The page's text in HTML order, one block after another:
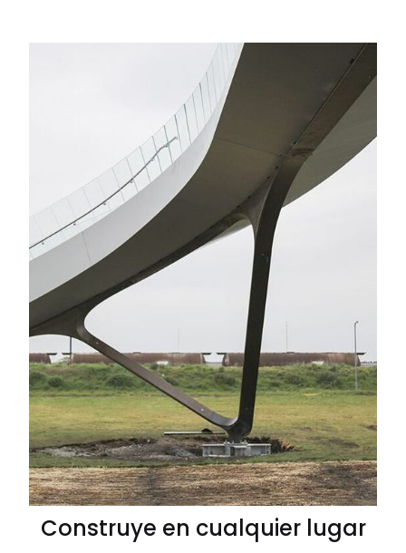
Construye en cualquier lugar